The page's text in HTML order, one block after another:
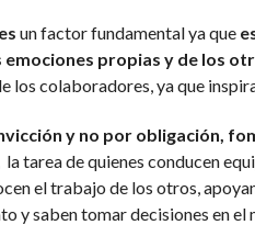
un factor fundamental ya que
emociones propias y de los
los colaboradores, ya que
y no por obligación,
tarea de quienes conducen
el trabajo de los otros,
y saben tomar decisiones en el